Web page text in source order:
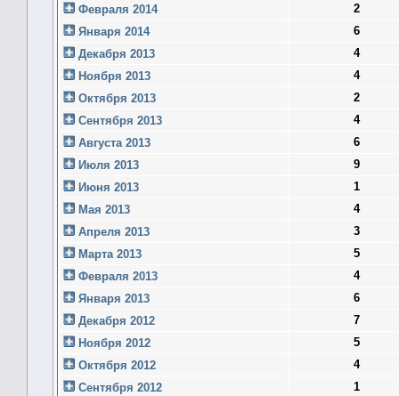
Февраля 2014
2
Января 2014
6
Декабря 2013
4
Ноября 2013
4
Октября 2013
2
Сентября 2013
4
Августа 2013
6
Июля 2013
9
Июня 2013
1
Мая 2013
4
Апреля 2013
3
Марта 2013
5
Февраля 2013
4
Января 2013
6
Декабря 2012
7
Ноября 2012
5
Октября 2012
4
Сентября 2012
1